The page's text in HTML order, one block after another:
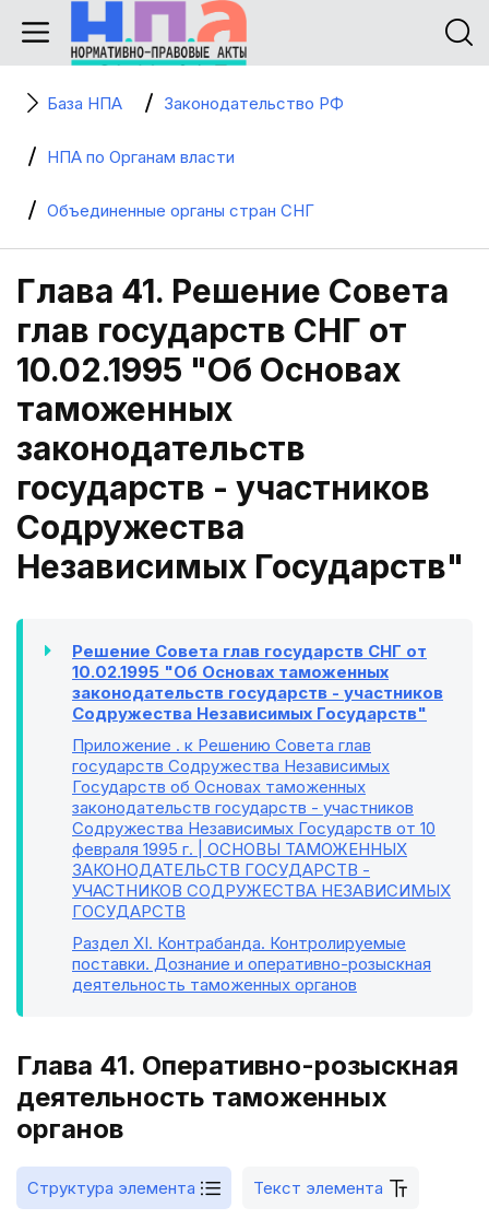
База НПА Законодательство РФ
НПА по Органам власти
Объединенные органы стран СНГ
Глава 41. Решение Совета
глав государств СНГ от
10.02.1995 "Об Основах
таможенных
законодательств
государств - участников
Содружества
Независимых Государств"
Решение Совета глав государств СНГ от
10.02.1995 "Об Основах таможенных
законодательств государств - участников
Содружества Независимых Государств"
Приложение . к Решению Совета глав
государств Содружества Независимых
Государств об Основах таможенных
законодательств государств - участников
Содружества Независимых Государств от 10
февраля 1995 г. | ОСНОВЫ ТАМОЖЕННЫХ
ЗАКОНОДАТЕЛЬСТВ ГОСУДАРСТВ -
УЧАСТНИКОВ СОДРУЖЕСТВА НЕЗАВИСИМЫХ
ГОСУДАРСТВ
Раздел XI. Контрабанда. Контролируемые
поставки. Дознание и оперативно-розыскная
деятельность таможенных органов
Глава 41. Оперативно-розыскная
деятельность таможенных
органов
Структура элемента Текст элемента